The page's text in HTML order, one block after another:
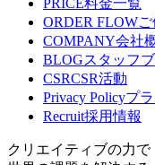
ORDER FLOW
COMPANY会社
BLOGスタッフ
CSRCSR活動
Privacy Policyプ
Recruit採用情報
クリエイティブの力で